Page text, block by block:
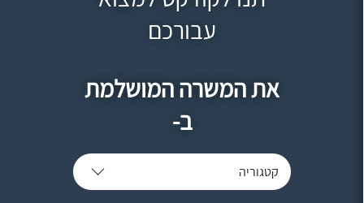
עבורכם
את המשרה המושלמת
ב-
קטגוריה